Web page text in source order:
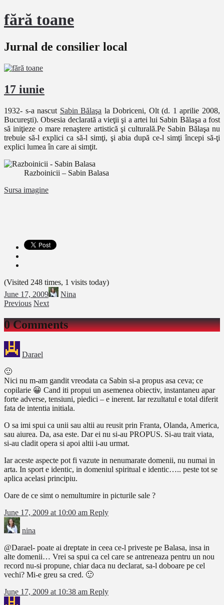
fără toane
Jurnal de consilier local
17 iunie
1932- s-a nascut Sabin Bălaşa la Dobriceni, Olt (d. 1 aprilie 2008,
Bucureşti). Obsesia declarată a vieţii şi a artei lui Sabin Bălaşa a fost
să iniţieze o mare renaştere artistică şi culturală.Pe Sabin Bălaşa nu
trebuie să-l explici ca să-l simţi, şi abia după ce-l simţi începi să-ţi
explici lumea în care ai simţit.
Razboinicii – Sabin Balasa
Sursa imagine
(Visited 248 times, 1 visits today)
June 17, 2009
Nina
Previous Next
0 Comments
Darael
🙂
Nici nu m-am gandit vreodata ca Sabin si-a propus asa ceva; ce
copilarie 😀 Cand iti propui un asemenea obiectiv, instantaneu apar
forte adverse, tensiuni, piedici – e inerent. Iar rezultatul e total diferit
fata de intentia initiala.
O sa imi spui ca unii sau altii au reusit prin Franta, Olanda, America,
sau aiurea. Da, asa este. Dar ei nu si-au PROPUS. Si-au trait viata,
si-au cladit opera si apoi altii i-au urmat.
Iar aceste aspecte pot fi vazute in nenumarate domenii, nu numai in
arta. In sport e identic, in domeniul spiritual e identic….. peste tot se
aplica acelasi principiu.
Oare de ce simt o nemultumire in picturile sale ?
June 17, 2009 at 10:00 am Reply
nina
@Darael- poate ai dreptate in ceea ce-l priveste pe Balasa, insa in
alte domenii… Vrei sa spui ca cel care se antreneaza pentru un nou
record nu-si propune, chiar daca nu declarat, sa-l doboare pe cel
vechi? Mi-e greu sa cred. 🙂
June 17, 2009 at 10:38 am Reply